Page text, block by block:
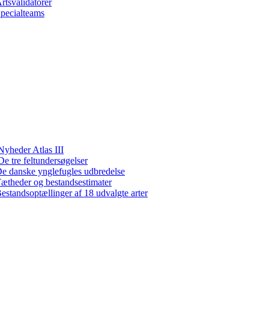
Atlas III
tre feltundersøgelser
danske ynglefugles udbredelse
og bestandsestimater
af 18 udvalgte arter